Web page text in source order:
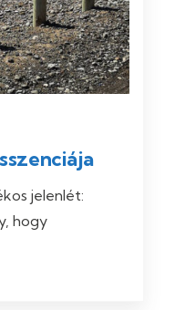
jelenlét:
hogy